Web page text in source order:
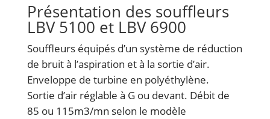
Présentation des souffleurs
LBV 5100 et LBV 6900
Souffleurs équipés d’un système de réduction
de bruit à l’aspiration et à la sortie d’air.
Enveloppe de turbine en polyéthylène.
Sortie d’air réglable à G ou devant. Débit de
85 ou 115m3/mn selon le modèle